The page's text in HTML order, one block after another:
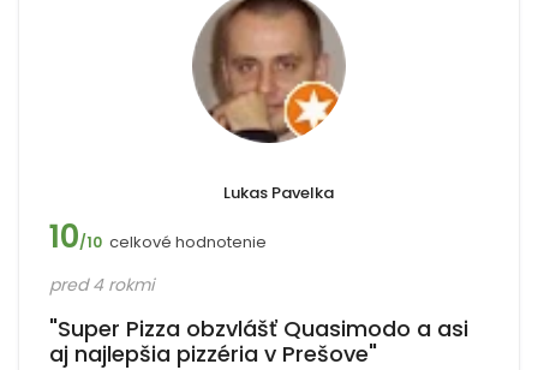
Lukas Pavelka
10/10 celkové hodnotenie
pred 4 rokmi
"Super Pizza obzvlášť Quasimodo a asi
aj najlepšia pizzéria v Prešove"